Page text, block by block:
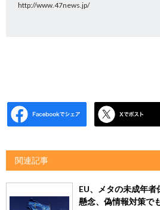
http://www.47news.jp/
関連記事
EU、メタの未成年
懸念、偽情報対策で